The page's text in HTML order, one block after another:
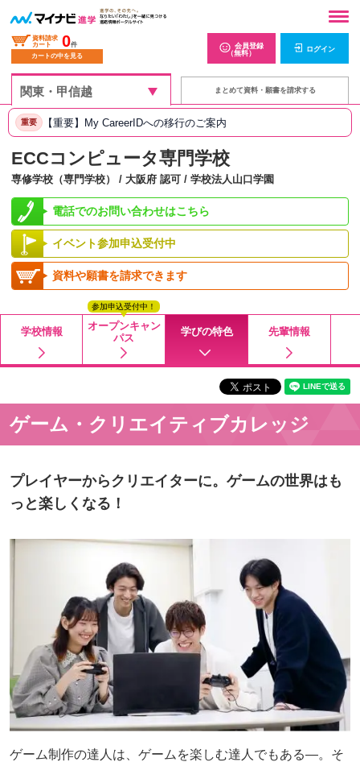
資料請求
カート
0件
カートの中を見る
会員登録
（無料）
ログイン
まとめて資料・願書を請求する
重要 【重要】My CareerIDへの移行のご案内
ECCコンピュータ専門学校
専修学校（専門学校） / 大阪府 認可 / 学校法人山口学園
電話でのお問い合わせはこちら
イベント参加申込受付中
資料や願書を請求できます
学校情報
オープンキャン
パス
参加申込受付中！
学びの特色 先輩情報
ゲーム・クリエイティブカレッジ
プレイヤーからクリエイターに。ゲームの世界はも
っと楽しくなる！
ゲーム制作の達人は、ゲームを楽しむ達人でもある―。そ